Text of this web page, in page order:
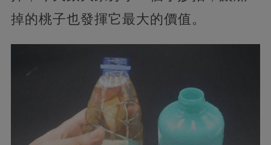
掉的桃子也發揮它最大的價值。